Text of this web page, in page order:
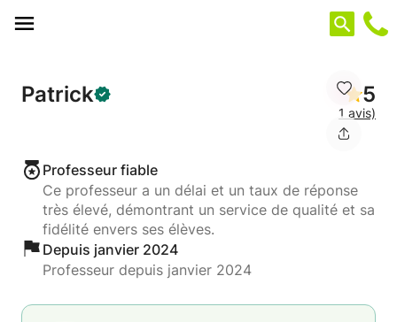
Patrick 5
1 avis)
Professeur fiable
Ce professeur a un délai et un taux de réponse
très élevé, démontrant un service de qualité et sa
fidélité envers ses élèves.
Depuis janvier 2024
Professeur depuis janvier 2024